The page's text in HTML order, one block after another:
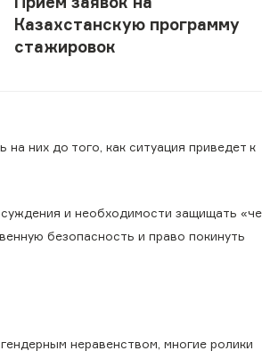
Казахстанскую программу
стажировок
них до того, как ситуация приведет к
и необходимости защищать
безопасность и право покинуть
неравенством, многие ролики